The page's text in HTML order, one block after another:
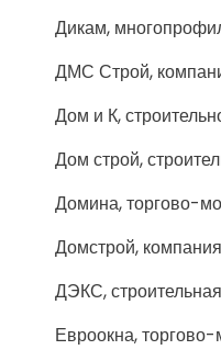
Дикам,
ДМС Строй,
Дом и К,
Дом строй,
Домина, торгово-
Домстрой, компания
ДЭКС,
Евроокна,